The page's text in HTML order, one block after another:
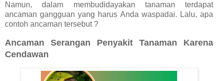
Namun, dalam membudidayakan tanaman terdapat
ancaman gangguan yang harus Anda waspadai. Lalu, apa
contoh ancaman tersebut ?
Ancaman Serangan Penyakit Tanaman Karena
Cendawan